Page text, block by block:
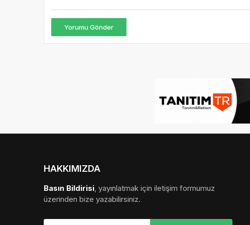
Yorumu Gönder
HAKKIMIZDA
Basın Bildirisi, yayınlatmak için iletişim formumuz
üzerinden bize yazabilirsiniz.